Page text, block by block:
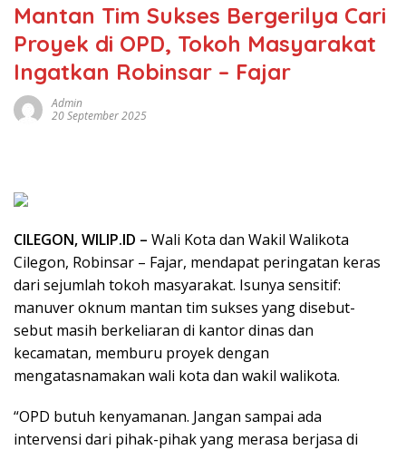
Mantan Tim Sukses Bergerilya Cari
Proyek di OPD, Tokoh Masyarakat
Ingatkan Robinsar – Fajar
Admin
20 September 2025
CILEGON, WILIP.ID – Wali Kota dan Wakil Walikota
Cilegon, Robinsar – Fajar, mendapat peringatan keras
dari sejumlah tokoh masyarakat. Isunya sensitif:
manuver oknum mantan tim sukses yang disebut-
sebut masih berkeliaran di kantor dinas dan
kecamatan, memburu proyek dengan
mengatasnamakan wali kota dan wakil walikota.
“OPD butuh kenyamanan. Jangan sampai ada
intervensi dari pihak-pihak yang merasa berjasa di